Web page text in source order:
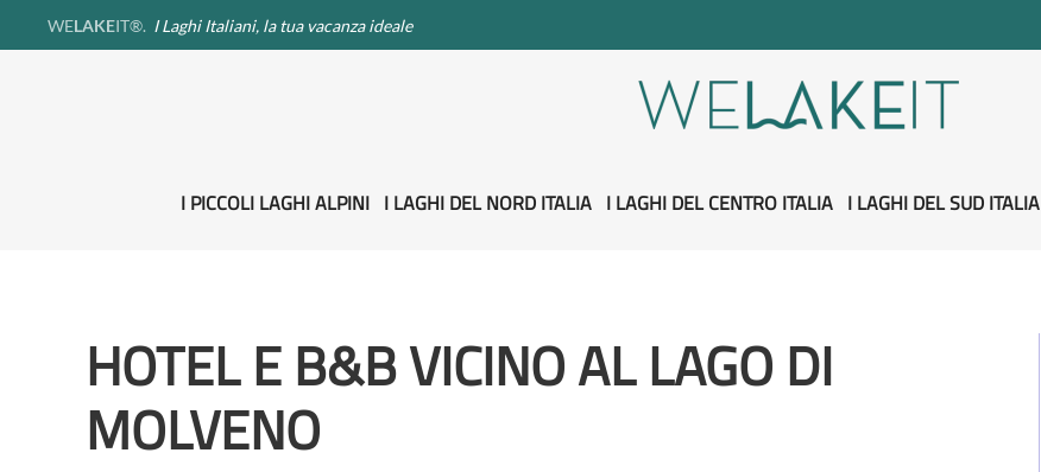
WELAKEIT®. I Laghi Italiani, la tua vacanza ideale
I PICCOLI LAGHI ALPINI I LAGHI DEL NORD ITALIA I LAGHI DEL CENTRO ITALIA I LAGHI DEL SUD ITALIA
HOTEL E B&B VICINO AL LAGO DI
MOLVENO